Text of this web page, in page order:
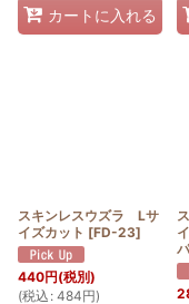
カートに入れる
スキンレスウズラ Lサ
イズカット [FD-23]
440円(税別)
(税込 : 484円)